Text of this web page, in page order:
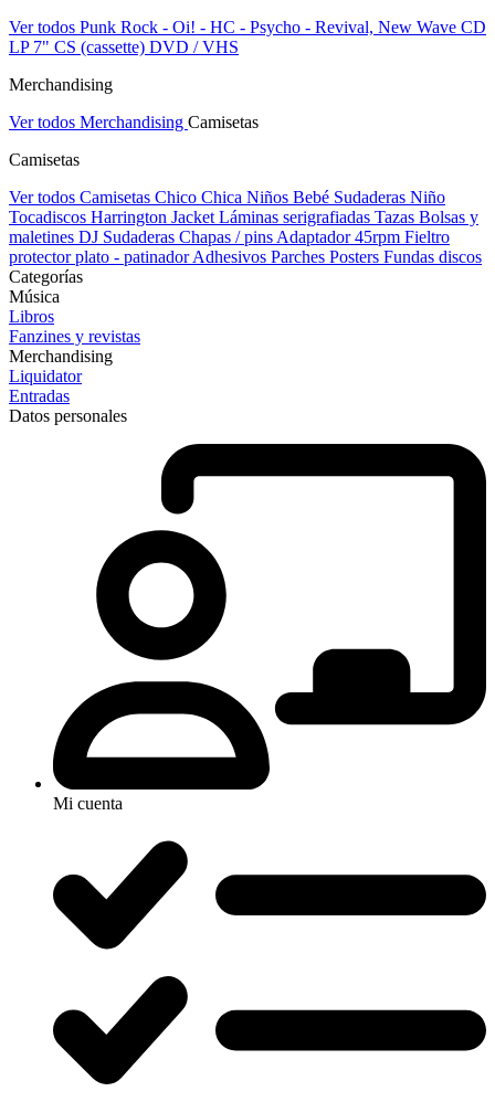
Ver todos Punk Rock - Oi! - HC - Psycho - Revival, New Wave CD
LP 7" CS (cassette) DVD / VHS
Merchandising
Ver todos Merchandising Camisetas
Camisetas
Ver todos Camisetas Chico Chica Niños Bebé Sudaderas Niño
Tocadiscos Harrington Jacket Láminas serigrafiadas Tazas Bolsas y
maletines DJ Sudaderas Chapas / pins Adaptador 45rpm Fieltro
protector plato - patinadorAdhesivos Parches Posters Fundas discos
Categorías
Música
Libros
Fanzines y revistas
Merchandising
Liquidator
Entradas
Datos personales
Mi cuenta